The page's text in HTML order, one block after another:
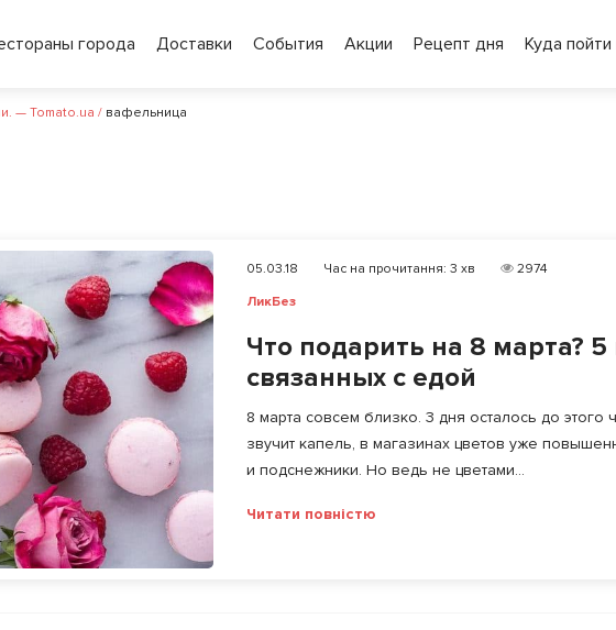
города Доставки События Акции Рецепт дня Куда
— Tomato.ua / вафельница
05.03.18 Час на прочитання: 3 хв
2974
ЛикБез
Что подарить на 8 марта?
связанных с едой
8 марта совсем близко. 3 дня осталось до
звучит капель, в магазинах цветов уже
и подснежники. Но ведь не цветами...
Читати повністю